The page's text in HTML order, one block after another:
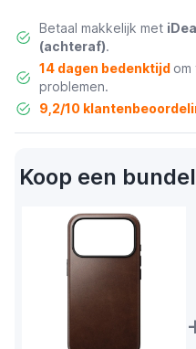
Betaal makkelijk met
(achteraf).
14 dagen bedenktijd
problemen.
9,2/10
Koop een